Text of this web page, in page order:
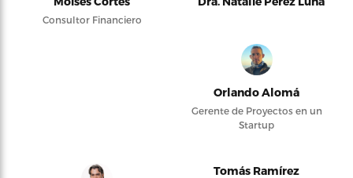
Consultor Financiero
Orlando Alomá
Gerente de Proyectos en un
Startup
Tomás Ramírez